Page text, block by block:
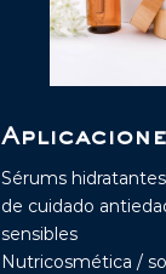
Sérums
de cuidado
sensibles
Nutricosmética /